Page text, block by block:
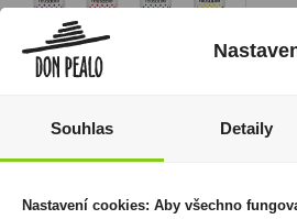
544 Kč
Souhlas Detaily
Nastavení cookies: Aby všechno